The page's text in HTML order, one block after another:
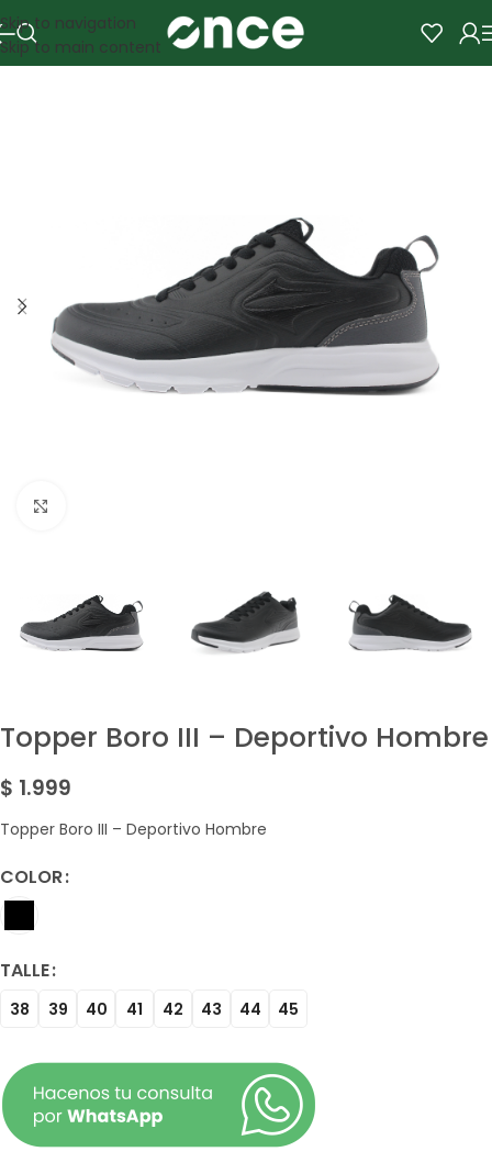
Skip to navigation
Skip to main content
Topper Boro III – Deportivo Hombre
$ 1.999
Topper Boro III – Deportivo Hombre
COLOR
TALLE
38 39 40 41 42 43 44 45